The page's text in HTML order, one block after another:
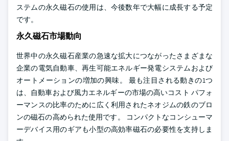
ステムの永久磁石の使用は、今後数年で大幅に成長する予定
です。
永久磁石市場動向
世界中の永久磁石産業の急速な拡大につながったさまざまな
企業の電気自動車、再生可能エネルギー発電システムおよび
オートメーションの増加の興味。 最も注目される動きの1つ
は、自動車および風力エネルギーの市場の高いコスト パフォ
ーマンスの比率のために広く利用されたネオジムの鉄のブロ
ンの磁石の高められた使用です。 コンパクトなコンシューマ
ーデバイス用のギアも小型の高効率磁石の必要性を支持しま